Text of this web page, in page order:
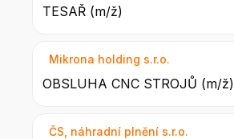
TESAŘ (m/ž)
Mikrona holding s.r.o.
OBSLUHA CNC STROJŮ (m/ž)
ČS, náhradní plnění s.r.o.